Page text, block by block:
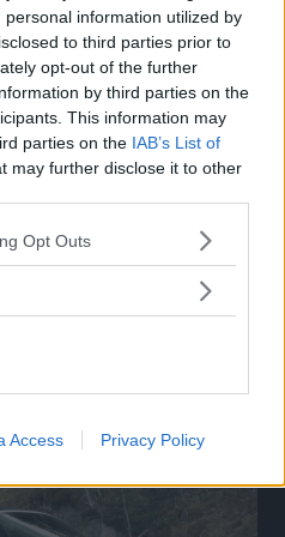
information utilized by
to third parties prior to
opt-out of the further
by third parties on the
This information may
parties on the IAB’s List of
may further disclose it to other
uses one or more Google
behaviour. You may click to
purposes in below Google
Opt Outs
Access Privacy Policy
har krympt men fylls
Touring. Vi provkör.
RAV4